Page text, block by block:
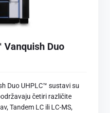
Duo
Duo UHPLC™ sustavi su
četiri različite
Tandem LC ili LC-MS,